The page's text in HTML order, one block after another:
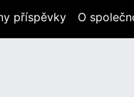
příspěvky O